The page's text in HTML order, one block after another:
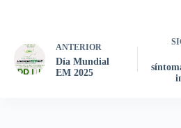
ANTERIOR
Día Mundial
EM 2025